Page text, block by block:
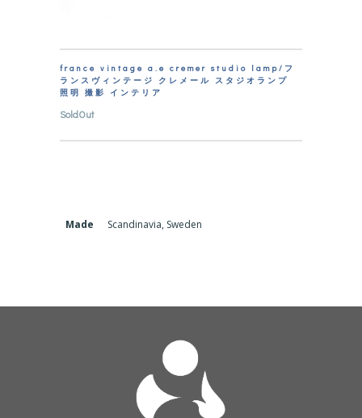
france vintage a.e cremer studio lamp/フ
ランスヴィンテージ クレメール スタジオランプ
照明 撮影 インテリア
SoldOut
Made Scandinavia, Sweden